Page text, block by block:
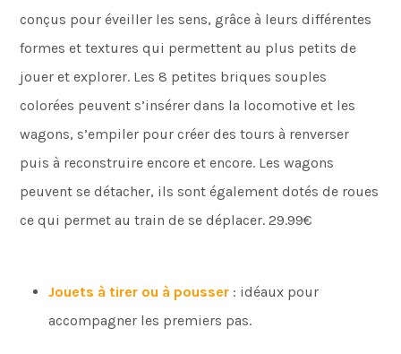
conçus pour éveiller les sens, grâce à leurs différentes
formes et textures qui permettent au plus petits de
jouer et explorer. Les 8 petites briques souples
colorées peuvent s’insérer dans la locomotive et les
wagons, s’empiler pour créer des tours à renverser
puis à reconstruire encore et encore. Les wagons
peuvent se détacher, ils sont également dotés de roues
ce qui permet au train de se déplacer. 29.99€
Jouets à tirer ou à pousser : idéaux pour
accompagner les premiers pas.